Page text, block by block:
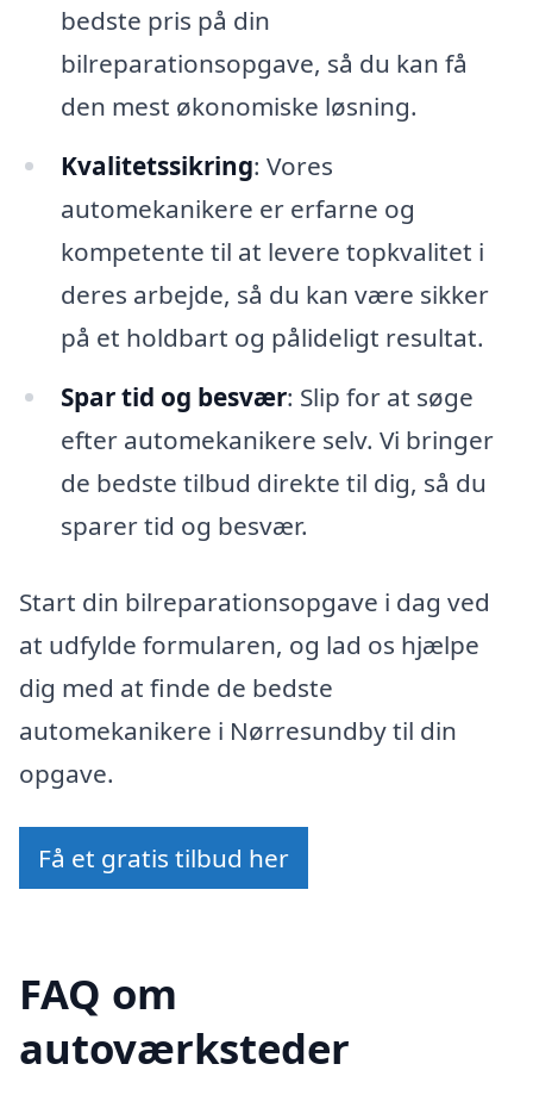
bedste pris på din
bilreparationsopgave, så du kan få
den mest økonomiske løsning.
Kvalitetssikring: Vores
automekanikere er erfarne og
kompetente til at levere topkvalitet i
deres arbejde, så du kan være sikker
på et holdbart og pålideligt resultat.
Spar tid og besvær: Slip for at søge
efter automekanikere selv. Vi bringer
de bedste tilbud direkte til dig, så du
sparer tid og besvær.
Start din bilreparationsopgave i dag ved
at udfylde formularen, og lad os hjælpe
dig med at finde de bedste
automekanikere i Nørresundby til din
opgave.
Få et gratis tilbud her
FAQ om
autoværksteder